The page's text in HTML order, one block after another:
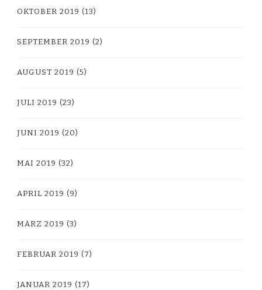
OKTOBER 2019 (13)
SEPTEMBER 2019 (2)
AUGUST 2019 (5)
JULI 2019 (23)
JUNI 2019 (20)
MAI 2019 (32)
APRIL 2019 (9)
MÄRZ 2019 (3)
FEBRUAR 2019 (7)
JANUAR 2019 (17)